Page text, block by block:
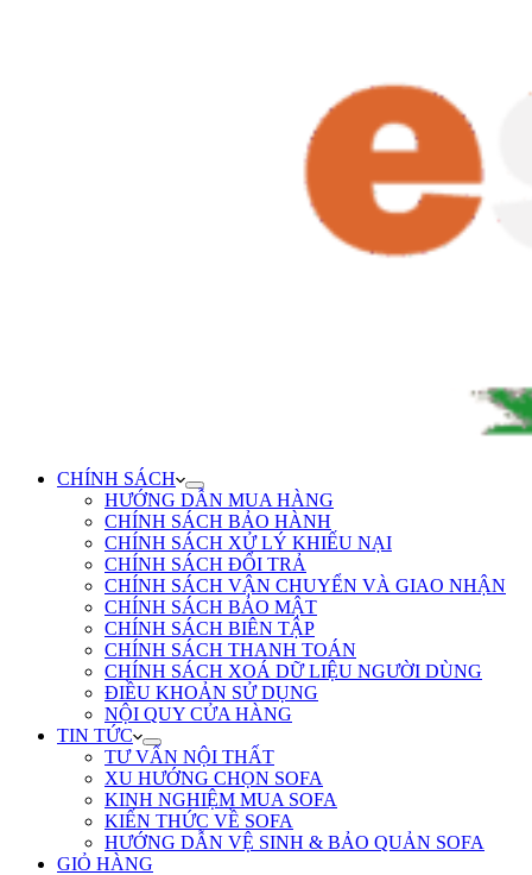
CHÍNH SÁCH
HƯỚNG DẪN MUA HÀNG
CHÍNH SÁCH BẢO HÀNH
CHÍNH SÁCH XỬ LÝ KHIẾU NẠI
CHÍNH SÁCH ĐỔI TRẢ
CHÍNH SÁCH VẬN CHUYỂN VÀ GIAO NHẬN
CHÍNH SÁCH BẢO MẬT
CHÍNH SÁCH BIÊN TẬP
CHÍNH SÁCH THANH TOÁN
CHÍNH SÁCH XOÁ DỮ LIỆU NGƯỜI DÙNG
ĐIỀU KHOẢN SỬ DỤNG
NỘI QUY CỬA HÀNG
TIN TỨC
TƯ VẤN NỘI THẤT
XU HƯỚNG CHỌN SOFA
KINH NGHIỆM MUA SOFA
KIẾN THỨC VỀ SOFA
HƯỚNG DẪN VỆ SINH & BẢO QUẢN SOFA
GIỎ HÀNG